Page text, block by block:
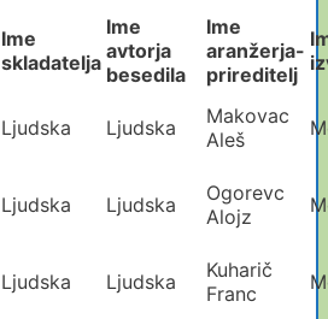
Ime
skladatelja
Ime
avtorja
besedila
Ime
aranžerja-
prireditelj
Ljudska Ljudska
Makovac
Aleš
Ljudska Ljudska
Ogorevc
Alojz
Ljudska Ljudska
Kuharič
Franc